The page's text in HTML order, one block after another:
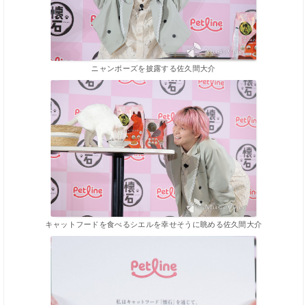
ニャンポーズを披露する佐久間大介
キャットフードを食べるシエルを幸せそうに眺める佐久間大介